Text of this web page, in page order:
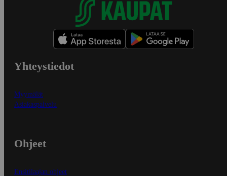
Yhteystiedot
Myymälät
Asiakaspalvelu
Ohjeet
Ensitilaajan ohjeet